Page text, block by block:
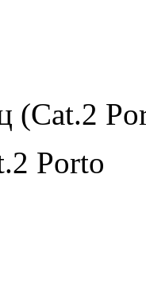
(Cat.2
Porto